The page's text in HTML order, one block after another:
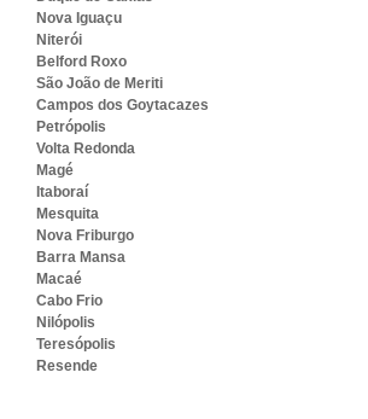
Nova Iguaçu
Niterói
Belford Roxo
São João de Meriti
Campos dos Goytacazes
Petrópolis
Volta Redonda
Magé
Itaboraí
Mesquita
Nova Friburgo
Barra Mansa
Macaé
Cabo Frio
Nilópolis
Teresópolis
Resende